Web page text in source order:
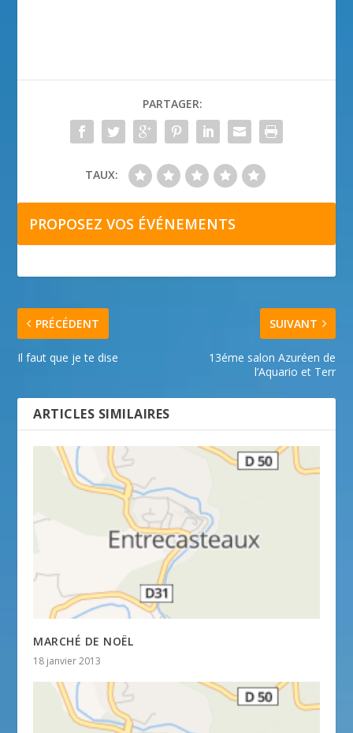
PARTAGER:
TAUX:
PROPOSEZ VOS ÉVÉNEMENTS
PRÉCÉDENT
Il faut que je te dise
SUIVANT
13éme salon Azuréen de
l’Aquario et Terr
ARTICLES SIMILAIRES
MARCHÉ DE NOËL
18 janvier 2013